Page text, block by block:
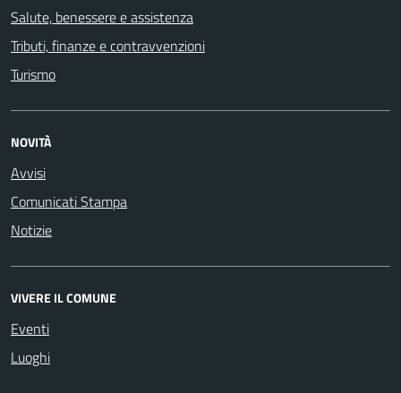
Salute, benessere e assistenza
Tributi, finanze e contravvenzioni
Turismo
NOVITÀ
Avvisi
Comunicati Stampa
Notizie
VIVERE IL COMUNE
Eventi
Luoghi